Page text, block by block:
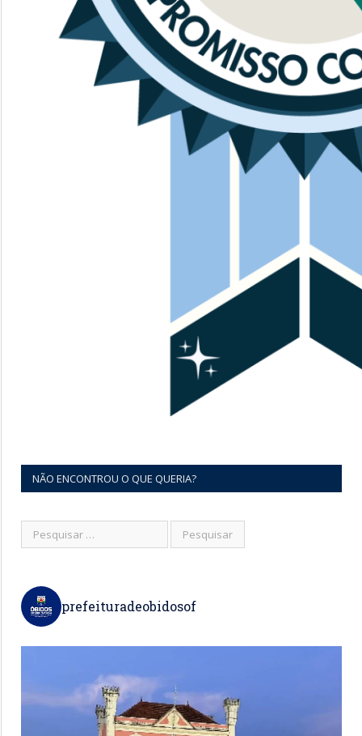
NÃO ENCONTROU O QUE QUERIA?
prefeituradeobidosof